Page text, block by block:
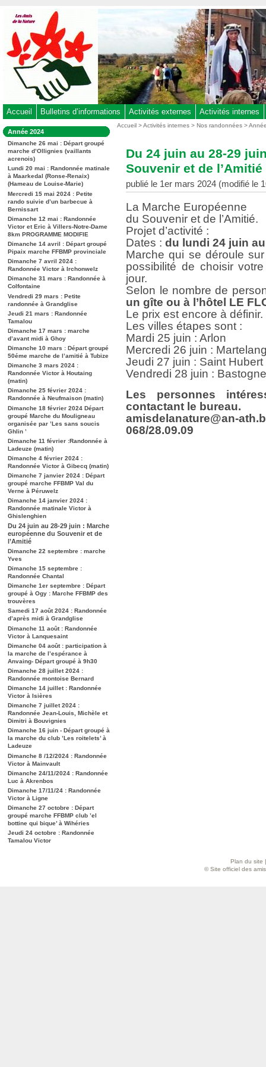
au
contenu
-
Aller
au
menu
-
à
la
recherche
Accueil Bulletins d’informations Activités externes Activités internes
Dans
la
rubrique
:
Année 2024
Dimanche 26 mai : Départ groupé
marche d’Ollignies (vaillants
acrenois)
Lundi 20 mai : Randonnée matinale
à Maarkedal (Ronse-Renaix)
(Hameau de Louise-Marie)
Mercredi 15 mai 2024 : Petite
rando suivie d’un barbecue à
Bernissart
Dimanche 12 mai : Randonnée
Victor et Eric à Villers-Notre-Dame
8km PROGRAMME MODIFIE
Dimanche 14 avril : Départ groupé
Pipaix marche FFBMP provinciale
Dimanche 7 avril 2024 :
Randonnée Victor à Irchonwelz
Dimanche 31 mars : Randonnée à
Colfontaine
Vendredi 29 mars : Petite
randonnée à Grandglise
Jeudi 21 mars : Randonnée
Tamalou
Dimanche 17 mars : marche
d’avant midi à Ghoy
Dimanche 10 mars : Départ groupé
50éme marche de l’amitié à Tubize
Dimanche 3 mars 2024 :
Randonnée Victor à Houtaing
(matin)
Dimanche 25 février 2024 :
Randonnée à Neufmaison (matin)
Dimanche 18 février 2024 Départ
groupé Marche du Mouligneau
organisée par ’Les sans soucis
Ghlin ’
Dimanche 11 février :Randonnée à
Ladeuze (matin)
Dimanche 4 février 2024 :
Randonnée Victor à Gibecq (matin)
Dimanche 7 janvier 2024 : Départ
groupé marche FFBMP Val du
Verne à Péruwelz
Dimanche 14 janvier 2024 :
Randonnée matinale Victor à
Ghislenghien
Du 24 juin au 28-29 juin : Marche
européenne du Souvenir et de
l’Amitié
Dimanche 22 septembre : marche
Yves
Dimanche 15 septembre :
Randonnée Chantal
Dimanche 1er septembre : Départ
groupé à Ogy : Marche FFBMP des
trouvères
Samedi 17 août 2024 : Randonnée
d’après midi à Grandglise
Dimanche 11 août : Randonnée
Victor à Lanquesaint
Dimanche 04 août : participation à
la marche de l’espérance à
Anvaing- Départ groupé à 9h30
Dimanche 28 juillet 2024 :
Randonnée montoise Bernard
Dimanche 14 juillet : Randonnée
Victor à Isières
Dimanche 7 juillet 2024 :
Randonnée Jean-Louis, Michèle et
Dimitri à Bouvignies
Dimanche 16 juin - Départ groupé à
la marche du club ’Les roitelets’ à
Ladeuze
Dimanche 8 /12/2024 : Randonnée
Victor à Mainvault
Dimanche 24/11/2024 : Randonnée
Luc à Akrenbos
Dimanche 17/11/24 : Randonnée
Victor à Ligne
Dimanche 27 octobre : Départ
groupé marche FFBMP club ’el
bottine qui bique’ à Wihéries
Jeudi 24 octobre : Randonnée
Tamalou Victor
Vous
Accueil >Activités internes >Nos randonnées>
Du 24 juin au 28-29
Souvenir et de l’Amitié
publié le 1er mars 2024 (modifié le
La Marche Européenne
du Souvenir et de l’Amitié.
Projet d’activité :
Dates :du lundi 24 juin
Marche qui se déroule
possibilité de choisir
jour.
Selon le nombre de
un gîte ou à l’hôtel LE
Le prix est encore à définir.
Les villes étapes sont :
Mardi 25 juin : Arlon
Mercredi 26 juin :
Jeudi 27 juin : Saint Hubert
Vendredi 28 juin :
Les personnes
contactant le bureau.
amisdelanature@an-
068/28.09.09
Plan du site
© Site officiel des